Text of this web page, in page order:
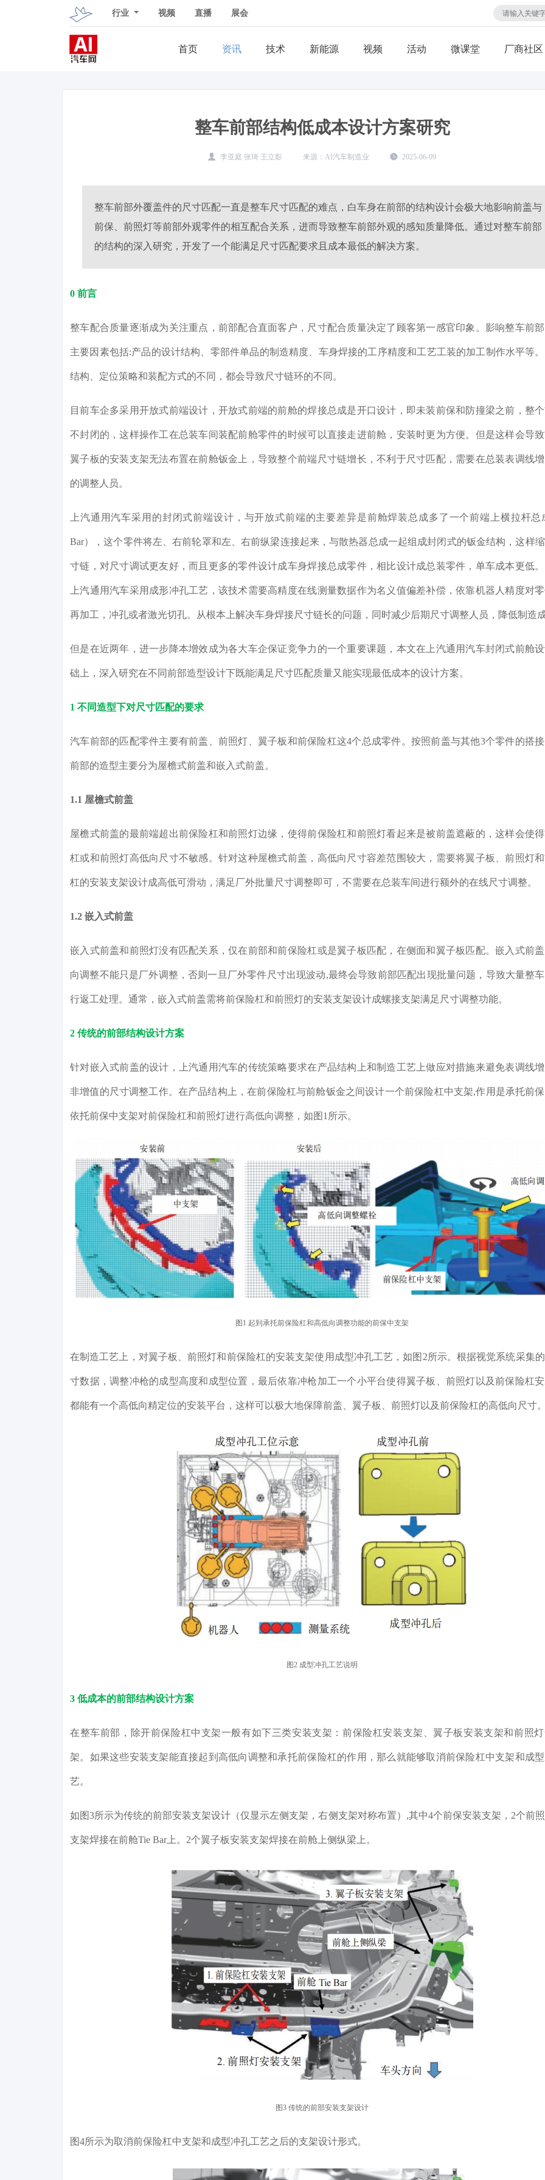
行业 视频 直播 展会
首页 资讯 技术 视频 活动 微课堂 厂商社区
整车前部结构低成本设计方案研究
李亚庭 张琦 王立影 AI汽车制造业 2025-06-09
整车前部外覆盖件的尺寸匹配一直是整车尺寸匹配的难点，白车身在前部的结构设计会极大地影响前盖与
前保、前照灯等前部外观零件的相互配合关系，进而导致整车前部外观的感知质量降低。通过对整车前部
的结构的深入研究，开发了一个能满足尺寸匹配要求且成本最低的解决方案。
0 前言
整车配合质量逐渐成为关注重点，前部配合直面客户，尺寸配合质量决定了顾客第一感官印象。影响整车前
主要因素包括:产品的设计结构、零部件单品的制造精度、车身焊接的工序精度和工艺工装的加工制作水平等
结构、定位策略和装配方式的不同，都会导致尺寸链环的不同。
目前车企多采用开放式前端设计，开放式前端的前舱的焊接总成是开口设计，即未装前保和防撞梁之前，整
不封闭的，这样操作工在总装车间装配前舱零件的时候可以直接走进前舱，安装时更为方便。但是这样会导
翼子板的安装支架无法布置在前舱钣金上，导致整个前端尺寸链增长，不利于尺寸匹配，需要在总装表调线
的调整人员。
上汽通用汽车采用的封闭式前端设计，与开放式前端的主要差异是前舱焊装总成多了一个前端上横拉杆总
Bar），这个零件将左、右前轮罩和左、右前纵梁连接起来，与散热器总成一起组成封闭式的钣金结构，这样
寸链，对尺寸调试更友好，而且更多的零件设计成车身焊接总成零件，相比设计成总装零件，单车成本更低。
上汽通用汽车采用成形冲孔工艺，该技术需要高精度在线测量数据作为名义值偏差补偿，依靠机器人精度对
再加工，冲孔或者激光切孔。从根本上解决车身焊接尺寸链长的问题，同时减少后期尺寸调整人员，降低制造成
但是在近两年，进一步降本增效成为各大车企保证竞争力的一个重要课题，本文在上汽通用汽车封闭式前舱
础上，深入研究在不同前部造型设计下既能满足尺寸匹配质量又能实现最低成本的设计方案。
1 不同造型下对尺寸匹配的要求
汽车前部的匹配零件主要有前盖、前照灯、翼子板和前保险杠这4个总成零件。按照前盖与其他3个零件的搭接
前部的造型主要分为屋檐式前盖和嵌入式前盖。
1.1 屋檐式前盖
屋檐式前盖的最前端超出前保险杠和前照灯边缘，使得前保险杠和前照灯看起来是被前盖遮蔽的，这样会使
杠或和前照灯高低向尺寸不敏感。针对这种屋檐式前盖，高低向尺寸容差范围较大，需要将翼子板、前照灯
杠的安装支架设计成高低可滑动，满足厂外批量尺寸调整即可，不需要在总装车间进行额外的在线尺寸调整。
1.2 嵌入式前盖
嵌入式前盖和前照灯没有匹配关系，仅在前部和前保险杠或是翼子板匹配，在侧面和翼子板匹配。嵌入式前
向调整不能只是厂外调整，否则一旦厂外零件尺寸出现波动,最终会导致前部匹配出现批量问题，导致大量整
行返工处理。通常，嵌入式前盖需将前保险杠和前照灯的安装支架设计成螺接支架满足尺寸调整功能。
2 传统的前部结构设计方案
针对嵌入式前盖的设计，上汽通用汽车的传统策略要求在产品结构上和制造工艺上做应对措施来避免表调线
非增值的尺寸调整工作。在产品结构上，在前保险杠与前舱钣金之间设计一个前保险杠中支架,作用是承托前
依托前保中支架对前保险杠和前照灯进行高低向调整，如图1所示。
图1 起到承托前保险杠和高低向调整功能的前保中支架
在制造工艺上，对翼子板、前照灯和前保险杠的安装支架使用成型冲孔工艺，如图2所示。根据视觉系统采集
寸数据，调整冲枪的成型高度和成型位置，最后依靠冲枪加工一个小平台使得翼子板、前照灯以及前保险杠
都能有一个高低向精定位的安装平台，这样可以极大地保障前盖、翼子板、前照灯以及前保险杠的高低向尺寸。
图2 成型冲孔工艺说明
3 低成本的前部结构设计方案
在整车前部，除开前保险杠中支架一般有如下三类安装支架：前保险杠安装支架、翼子板安装支架和前照
架。如果这些安装支架能直接起到高低向调整和承托前保险杠的作用，那么就能够取消前保险杠中支架和成
艺。
如图3所示为传统的前部安装支架设计（仅显示左侧支架，右侧支架对称布置）,其中4个前保安装支架，2个前
支架焊接在前舱Tie Bar上。2个翼子板安装支架焊接在前舱上侧纵梁上。
图3 传统的前部安装支架设计
图4所示为取消前保险杠中支架和成型冲孔工艺之后的支架设计形式。